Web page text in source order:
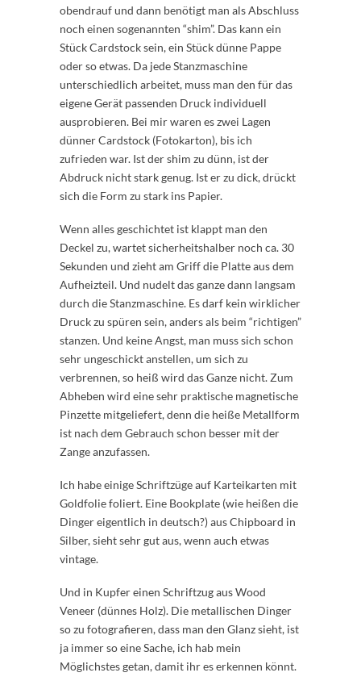
obendrauf und dann benötigt man als Abschluss
noch einen sogenannten “shim”. Das kann ein
Stück Cardstock sein, ein Stück dünne Pappe
oder so etwas. Da jede Stanzmaschine
unterschiedlich arbeitet, muss man den für das
eigene Gerät passenden Druck individuell
ausprobieren. Bei mir waren es zwei Lagen
dünner Cardstock (Fotokarton), bis ich
zufrieden war. Ist der shim zu dünn, ist der
Abdruck nicht stark genug. Ist er zu dick, drückt
sich die Form zu stark ins Papier.
Wenn alles geschichtet ist klappt man den
Deckel zu, wartet sicherheitshalber noch ca. 30
Sekunden und zieht am Griff die Platte aus dem
Aufheizteil. Und nudelt das ganze dann langsam
durch die Stanzmaschine. Es darf kein wirklicher
Druck zu spüren sein, anders als beim “richtigen”
stanzen. Und keine Angst, man muss sich schon
sehr ungeschickt anstellen, um sich zu
verbrennen, so heiß wird das Ganze nicht. Zum
Abheben wird eine sehr praktische magnetische
Pinzette mitgeliefert, denn die heiße Metallform
ist nach dem Gebrauch schon besser mit der
Zange anzufassen.
Ich habe einige Schriftzüge auf Karteikarten mit
Goldfolie foliert. Eine Bookplate (wie heißen die
Dinger eigentlich in deutsch?) aus Chipboard in
Silber, sieht sehr gut aus, wenn auch etwas
vintage.
Und in Kupfer einen Schriftzug aus Wood
Veneer (dünnes Holz). Die metallischen Dinger
so zu fotografieren, dass man den Glanz sieht, ist
ja immer so eine Sache, ich hab mein
Möglichstes getan, damit ihr es erkennen könnt.